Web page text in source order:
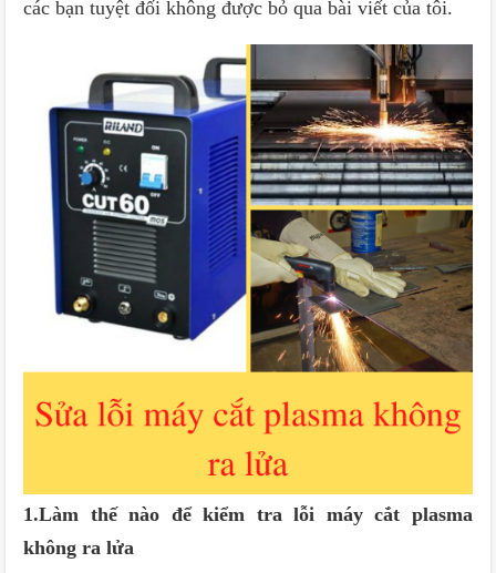
các bạn tuyệt đối không được bỏ qua bài viết của tôi.
1.Làm thế nào để kiểm tra lỗi máy cắt plasma
không ra lửa